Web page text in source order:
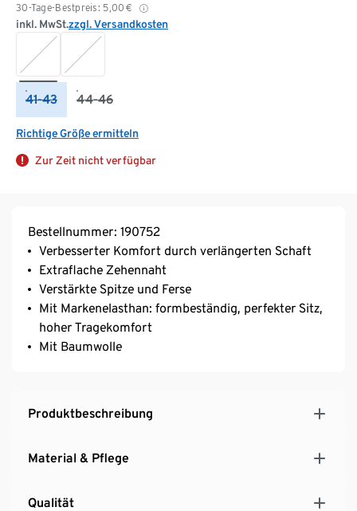
30-Tage-Bestpreis: 5,00 €
inkl. MwSt.zzgl. Versandkosten
41-43 44-46
Richtige Größe ermitteln
Zur Zeit nicht verfügbar
Bestellnummer: 190752
Verbesserter Komfort durch verlängerten Schaft
Extraflache Zehennaht
Verstärkte Spitze und Ferse
Mit Markenelasthan: formbeständig, perfekter Sitz,
hoher Tragekomfort
Mit Baumwolle
Produktbeschreibung
Material & Pflege
Qualität